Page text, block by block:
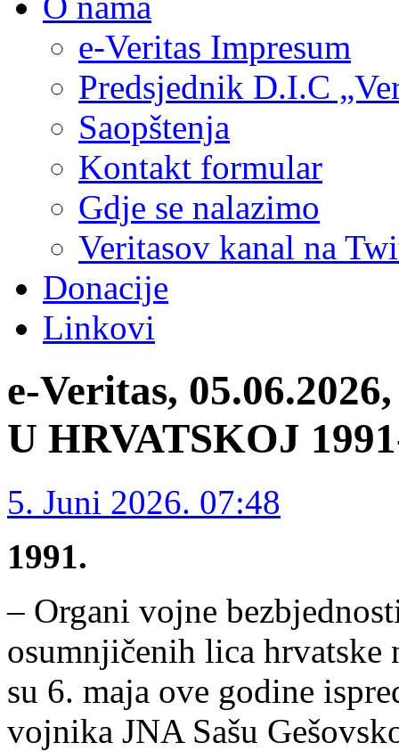
e-Veritas Impresum
Predsjednik D.I.C
Saopštenja
Kontakt formular
Gdje se nalazimo
Veritasov kanal na
Donacije
Linkovi
e-Veritas,
U HRVATSKOJ
5. Juni 2026. 07:48
1991.
– Organi vojne
osumnjičenih lica hrvatske
su 6. maja ove godine
vojnika JNA Sašu